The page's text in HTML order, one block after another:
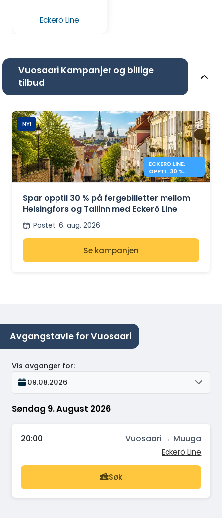
Eckerö Line
Vuosaari Kampanjer og billige
tilbud
NY!
ECKERÖ LINE:
OPPTIL 30 %
RABATT HELSINKI
Spar opptil 30 % på fergebilletter mellom
Helsingfors og Tallinn med Eckerö Line
Postet: 6. aug. 2026
Se kampanjen
Avgangstavle for Vuosaari
Søndag 9. August 2026
Vis avganger for:
09.08.2026
20:00 Vuosaari → Muuga
Eckerö Line
Søk